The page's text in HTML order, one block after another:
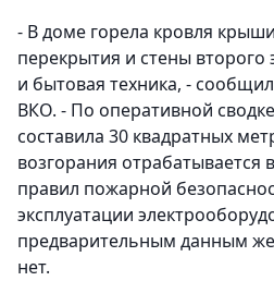
- В доме горела кровля
перекрытия и стены второго
и бытовая техника, -
ВКО. - По оперативной
составила 30 квадратных
возгорания отрабатывается
правил пожарной
эксплуатации
предварительным данным
нет.